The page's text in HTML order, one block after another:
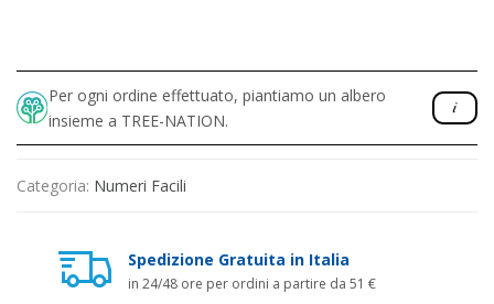
Per ogni ordine effettuato, piantiamo un albero
insieme a TREE-NATION.
Categoria: Numeri Facili
Spedizione Gratuita in Italia
in 24/48 ore per ordini a partire da 51 €